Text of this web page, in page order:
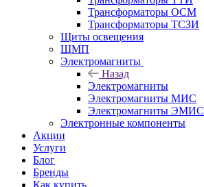
Трансформаторы ОСМ
Трансформаторы ТСЗИ
Щиты освещения
ЩМП
Электромагниты
Назад
Электромагниты
Электромагниты МИС
Электромагниты ЭМИС
Электронные компоненты
Акции
Услуги
Блог
Бренды
Как купить